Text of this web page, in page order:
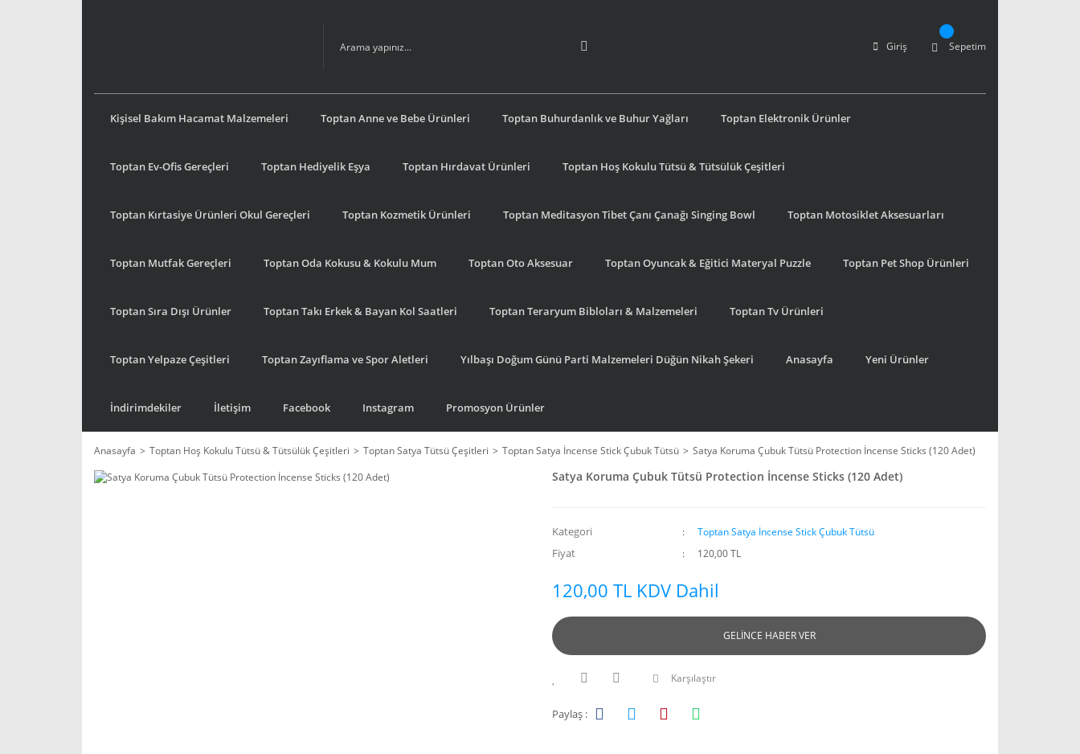
Giriş Sepetim
Kişisel Bakım Hacamat Malzemeleri Toptan Anne ve Bebe Ürünleri Toptan Buhurdanlık ve Buhur Yağları Toptan Elektronik Ürünler
Toptan Ev-Ofis Gereçleri Toptan Hediyelik Eşya Toptan Hırdavat Ürünleri Toptan Hoş Kokulu Tütsü & Tütsülük Çeşitleri
Toptan Kırtasiye Ürünleri Okul Gereçleri Toptan Kozmetik Ürünleri Toptan Meditasyon Tibet Çanı Çanağı Singing Bowl Toptan Motosiklet Aksesuarları
Toptan Mutfak Gereçleri Toptan Oda Kokusu & Kokulu Mum Toptan Oto Aksesuar Toptan Oyuncak & Eğitici Materyal Puzzle Toptan Pet Shop Ürünleri
Toptan Sıra Dışı Ürünler Toptan Takı Erkek & Bayan Kol Saatleri Toptan Teraryum Bibloları & Malzemeleri Toptan Tv Ürünleri
Toptan Yelpaze Çeşitleri Toptan Zayıflama ve Spor Aletleri Yılbaşı Doğum Günü Parti Malzemeleri Düğün Nikah Şekeri Anasayfa Yeni Ürünler
İndirimdekiler İletişim Facebook Instagram Promosyon Ürünler
Anasayfa Toptan Hoş Kokulu Tütsü & Tütsülük Çeşitleri Toptan Satya Tütsü Çeşitleri Toptan Satya İncense Stick Çubuk Tütsü Satya Koruma Çubuk Tütsü Protection İncense Sticks (120 Adet)
Satya Koruma Çubuk Tütsü Protection İncense Sticks (120 Adet)
Kategori Toptan Satya İncense Stick Çubuk Tütsü
Fiyat 120,00 TL
120,00 TL KDV Dahil
GELİNCE HABER VER
Karşılaştır
Paylaş :